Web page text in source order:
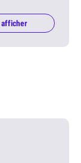
afficher